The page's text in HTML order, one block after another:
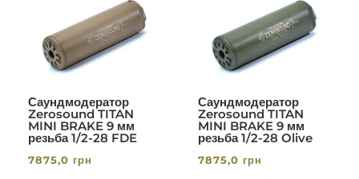
Саундмодератор
Zerosound TITAN
MINI BRAKE 9 мм
резьба 1/2-28 FDE
7875,0 грн
Саундмодератор
Zerosound TITAN
MINI BRAKE 9 мм
резьба 1/2-28 Olive
7875,0 грн